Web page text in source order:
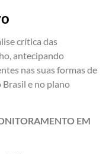
crítica das
antecipando
nas suas formas de
Brasil e no plano
EM